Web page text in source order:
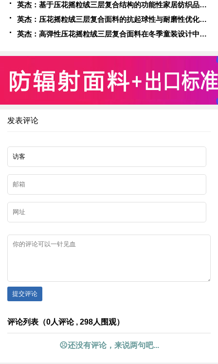
英杰：基于压花摇粒绒三层复合结构的功能性家居纺织品开发与应用
英杰：压花摇粒绒三层复合面料的抗起球性与耐磨性优化技术分析
英杰：高弹性压花摇粒绒三层复合面料在冬季童装设计中的应用实践
发表评论
提交评论
评论列表（0人评论 , 298人围观）
☹还没有评论，来说两句吧...